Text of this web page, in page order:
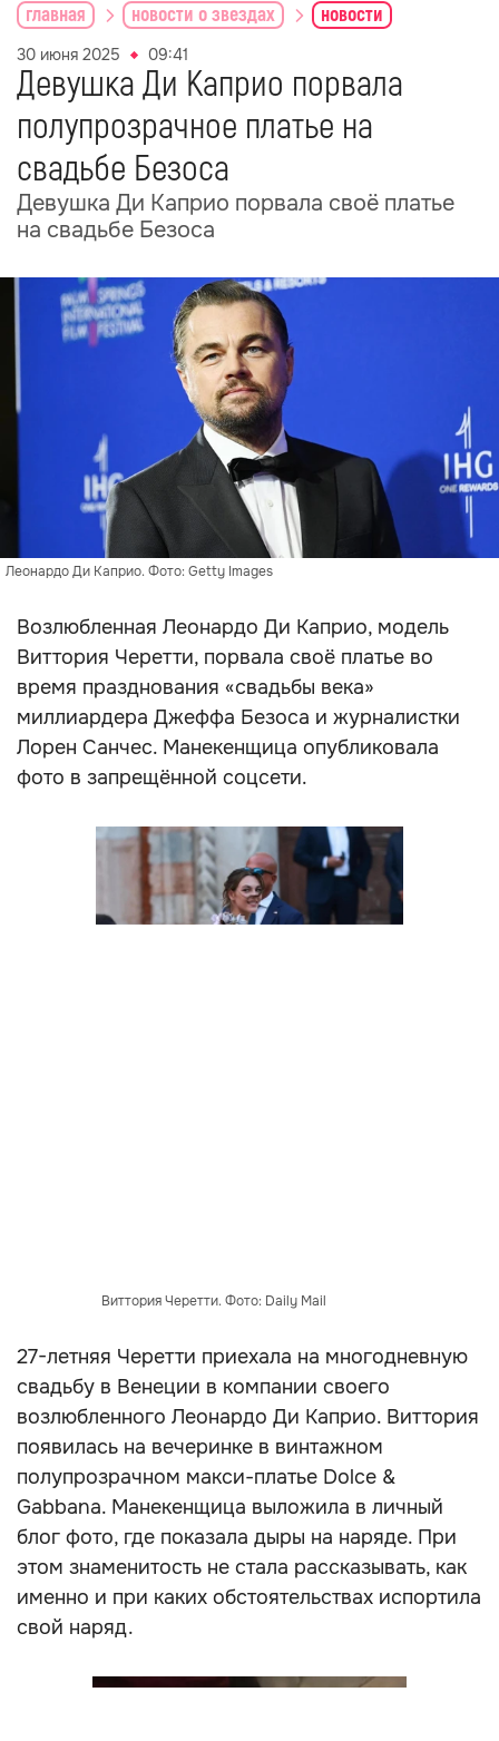
главная новости о звездах новости
30 июня 2025 09:41
Девушка Ди Каприо порвала
полупрозрачное платье на
свадьбе Безоса
Девушка Ди Каприо порвала своё платье
на свадьбе Безоса
Леонардо Ди Каприо. Фото: Getty Images
Возлюбленная Леонардо Ди Каприо, модель
Виттория Черетти, порвала своё платье во
время празднования «свадьбы века»
миллиардера Джеффа Безоса и журналистки
Лорен Санчес. Манекенщица опубликовала
фото в запрещённой соцсети.
Виттория Черетти. Фото: Daily Mail
27-летняя Черетти приехала на многодневную
свадьбу в Венеции в компании своего
возлюбленного Леонардо Ди Каприо. Виттория
появилась на вечеринке в винтажном
полупрозрачном макси-платье Dolce &
Gabbana. Манекенщица выложила в личный
блог фото, где показала дыры на наряде. При
этом знаменитость не стала рассказывать, как
именно и при каких обстоятельствах испортила
свой наряд.